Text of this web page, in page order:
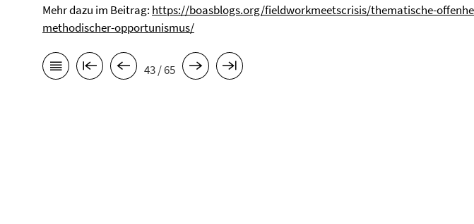
Mehr dazu im Beitrag: https://boasblogs.org/fieldworkmeetscrisis/thematische-
methodischer-opportunismus/
43 / 65